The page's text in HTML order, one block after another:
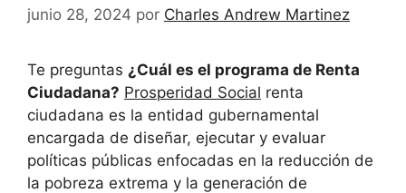
junio 28, 2024 por Charles Andrew Martinez
Te preguntas ¿Cuál es el programa de Renta
Ciudadana? Prosperidad Social renta
ciudadana es la entidad gubernamental
encargada de diseñar, ejecutar y evaluar
políticas públicas enfocadas en la reducción de
la pobreza extrema y la generación de